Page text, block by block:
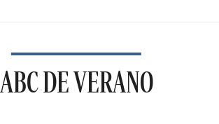
ABC DE VERANO